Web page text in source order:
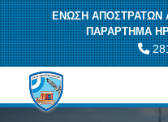
ΕΝΩΣΗ ΑΠΟΣΤΡΑΤΩΝ
ΠΑΡΑΡΤΗΜΑ